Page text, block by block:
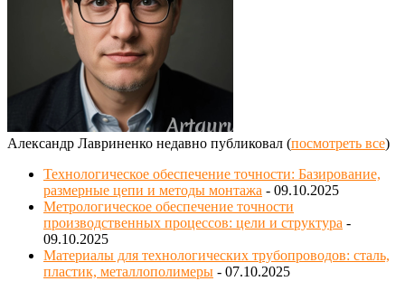
Александр Лавриненко недавно публиковал (посмотреть все)
Технологическое обеспечение точности: Базирование,
размерные цепи и методы монтажа - 09.10.2025
Метрологическое обеспечение точности
производственных процессов: цели и структура -
09.10.2025
Материалы для технологических трубопроводов: сталь,
пластик, металлополимеры - 07.10.2025